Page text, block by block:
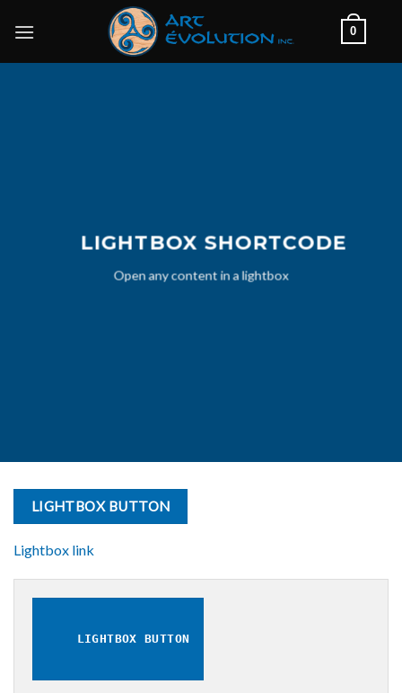
0
LIGHTBOX SHORTCODE
Open any content in a lightbox
LIGHTBOX BUTTON
Lightbox link
LIGHTBOX BUTTON